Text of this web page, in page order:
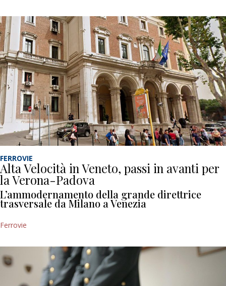
FERROVIE
Alta Velocità in Veneto, passi in avanti per
la Verona-Padova
L’ammodernamento della grande direttrice
trasversale da Milano a Venezia
Ferrovie